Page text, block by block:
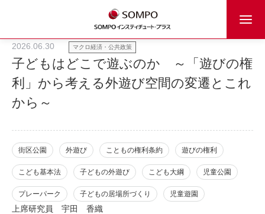
2026.06.30 マクロ経済・公共政策
子どもはどこで遊ぶのか ～「遊びの権
利」から考える外遊び空間の変遷とこれ
から～
街区公園 外遊び こともの権利条約 遊びの権利
こども基本法 子どもの外遊び こども大綱 児童公園
プレーパーク 子どもの居場所づくり 児童遊園
上席研究員 宇田 香織